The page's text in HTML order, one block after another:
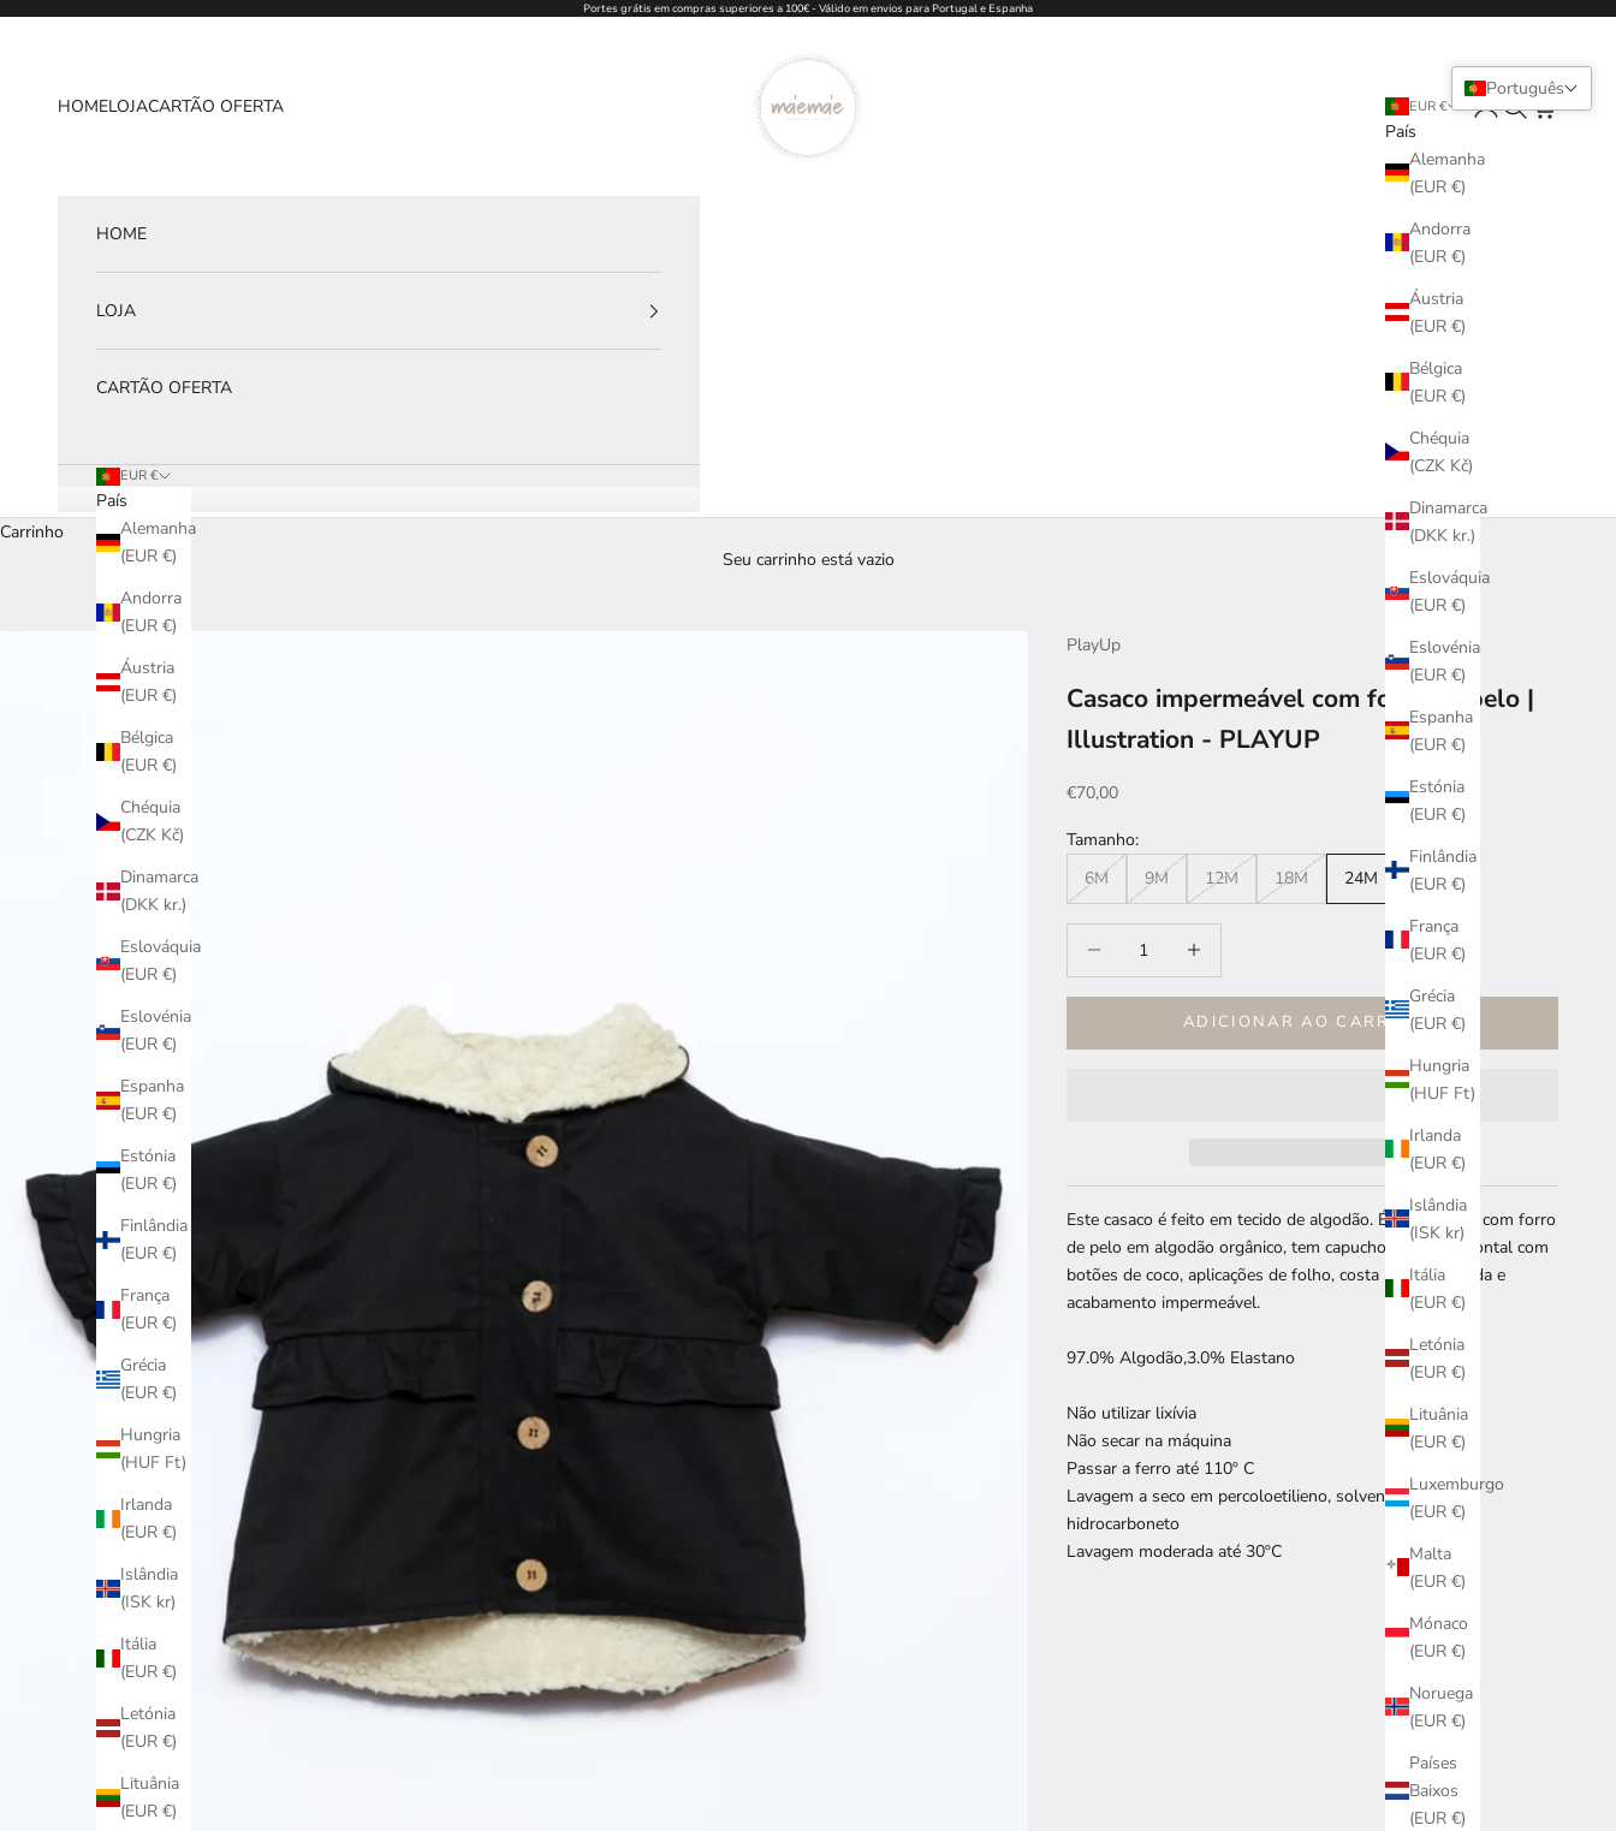
Pular para o conteúdo Portes grátis em compras superiores a 100€ - Válido em envios para Portugal e Espanha
Ma'eMa'e
HOMELOJACARTÃO OFERTA EUR €
País
Alemanha
(EUR €)
Andorra
(EUR €)
Áustria
(EUR €)
Bélgica
(EUR €)
Chéquia
(CZK Kč)
Dinamarca
(DKK kr.)
Eslováquia
(EUR €)
Eslovénia
(EUR €)
Espanha
(EUR €)
Estónia
(EUR €)
Finlândia
(EUR €)
França
(EUR €)
Grécia
(EUR €)
Hungria
(HUF Ft)
Irlanda
(EUR €)
Islândia
(ISK kr)
Itália
(EUR €)
Letónia
(EUR €)
Lituânia
(EUR €)
Luxemburgo
(EUR €)
Malta
(EUR €)
Mónaco
(EUR €)
Noruega
(EUR €)
Países
Baixos
(EUR €)
LoginPesquisar
Carrinho
HOME
LOJA
CARTÃO OFERTA
EUR €
País
Alemanha
(EUR €)
Andorra
(EUR €)
Áustria
(EUR €)
Bélgica
(EUR €)
Chéquia
(CZK Kč)
Dinamarca
(DKK kr.)
Eslováquia
(EUR €)
Eslovénia
(EUR €)
Espanha
(EUR €)
Estónia
(EUR €)
Finlândia
(EUR €)
França
(EUR €)
Grécia
(EUR €)
Hungria
(HUF Ft)
Irlanda
(EUR €)
Islândia
(ISK kr)
Itália
(EUR €)
Letónia
(EUR €)
Lituânia
(EUR €)
Carrinho
Seu carrinho está vazio
PlayUp
Casaco impermeável com forro de pelo |
Illustration - PLAYUP
Preço promocional
€70,00
Tamanho:
6M
9M 12M 18M 24M 36M
ADICIONAR AO CARRINHO
Este casaco é feito em tecido de algodão. É um modelo com forro
de pelo em algodão orgânico, tem capucho, abertura frontal com
botões de coco, aplicações de folho, costa mais comprida e
acabamento impermeável.
97.0% Algodão,3.0% Elastano
Não utilizar lixívia
Não secar na máquina
Passar a ferro até 110º C
Lavagem a seco em percoloetilieno, solvente R113 e
hidrocarboneto
Lavagem moderada até 30ºC
Português